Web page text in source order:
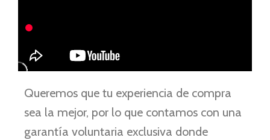
Queremos que tu experiencia de compra
sea la mejor, por lo que contamos con una
garantía voluntaria exclusiva donde